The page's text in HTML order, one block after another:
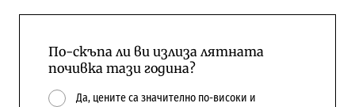
По-скъпа ли ви излиза лятната
почивка тази година?
Да, цените са значително по-високи и